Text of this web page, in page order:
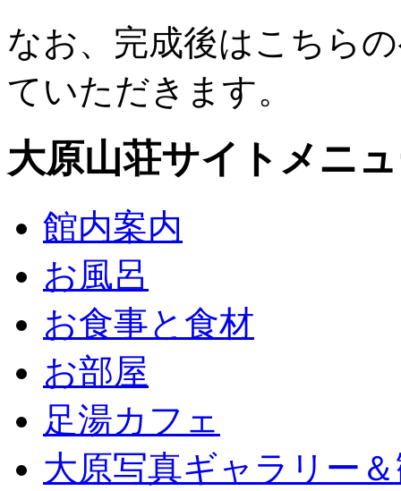
なお、完成後はこちら
ていただきます。
大原山荘サイトメニ
館内案内
お風呂
お食事と食材
お部屋
足湯カフェ
大原写真ギャラリー